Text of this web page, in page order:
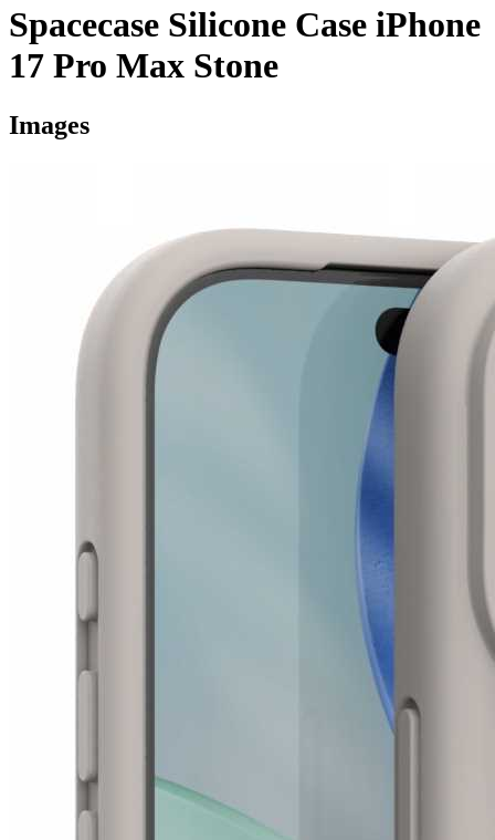
Spacecase Silicone Case iPhone
17 Pro Max Stone
Images